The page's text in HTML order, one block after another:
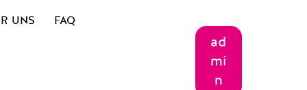
UNS FAQ
ad
mi
n